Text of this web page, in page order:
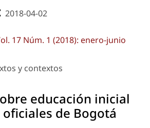
2018-04-02
17 Núm. 1 (2018): enero-junio
y contextos
educación inicial
de Bogotá